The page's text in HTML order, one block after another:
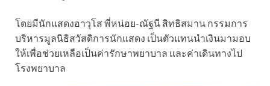
โดยมีนักแสดงอาวุโส พี่หน่อย-ณัฐนี สิทธิสมาน กรรมการ
บริหารมูลนิธิสวัสดิการนักแสดง เป็นตัวแทนนำเงินมามอบ
ให้เพื่อช่วยเหลือเป็นค่ารักษาพยาบาล และค่าเดินทางไป
โรงพยาบาล